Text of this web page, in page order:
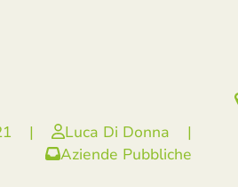
| Luca Di Donna
|
Aziende Pubbliche